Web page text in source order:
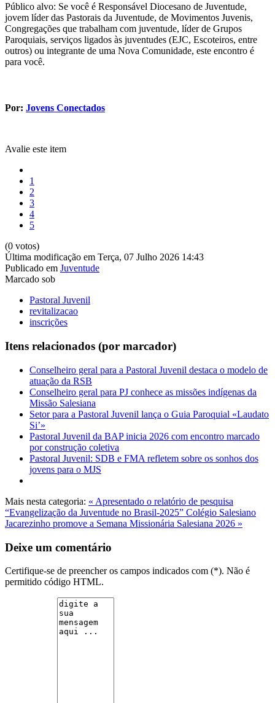
Público alvo: Se você é Responsável Diocesano de Juventude,
jovem líder das Pastorais da Juventude, de Movimentos Juvenis,
Congregações que trabalham com juventude, líder de Grupos
Paroquiais, serviços ligados às juventudes (EJC, Escoteiros, entre
outros) ou integrante de uma Nova Comunidade, este encontro é
para você.
Por: Jovens Conectados
Avalie este item
1
2
3
4
5
(0 votos)
Última modificação em Terça, 07 Julho 2026 14:43
Publicado em Juventude
Marcado sob
Pastoral Juvenil
revitalizacao
inscrições
Itens relacionados (por marcador)
Conselheiro geral para a Pastoral Juvenil destaca o modelo de
atuação da RSB
Conselheiro geral para PJ conhece as missões indígenas da
Missão Salesiana
Setor para a Pastoral Juvenil lança o Guia Paroquial «Laudato
Si’»
Pastoral Juvenil da BAP inicia 2026 com encontro marcado
por construção coletiva
Pastoral Juvenil: SDB e FMA refletem sobre os sonhos dos
jovens para o MJS
Mais nesta categoria: « Apresentado o relatório de pesquisa
“Evangelização da Juventude no Brasil-2025” Colégio Salesiano
Jacarezinho promove a Semana Missionária Salesiana 2026 »
Deixe um comentário
Certifique-se de preencher os campos indicados com (*). Não é
permitido código HTML.